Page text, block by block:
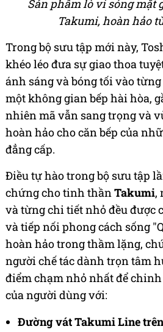
Sản phẩm lò vi sóng mặt
Takumi, hoàn hảo
Trong bộ sưu tập mới này,
khéo léo đưa sự giao thoa
ánh sáng và bóng tối vào
một không gian bếp hài hòa,
nhiên mã vẫn sang trọng và
hoàn hảo cho căn bếp của
đẳng cấp.
Điều tự hào trong bộ sưu tập
chứng cho tinh thầnTakumi,
và từng chi tiết nhỏ đều được
và tiếp nối phong cách sống
hoàn hảo trong thầm lặng,
người chế tác dành trọn tâm
điểm chạm nhỏ nhất để
của người dùng với:
Đường vát Takumi Line